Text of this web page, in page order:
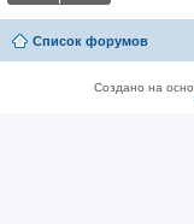
Список форумов
Создано на